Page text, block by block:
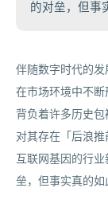
的对垒，但事
伴随数字时代的
在市场环境中不
背负着许多历史
对其存在「后浪
互联网基因的行
垒，但事实真的如